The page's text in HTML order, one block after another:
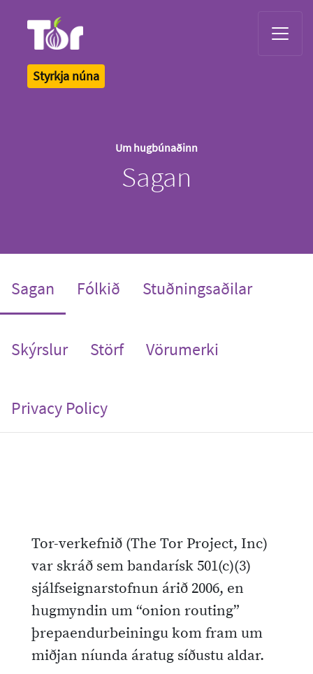
Styrkja núna
Um hugbúnaðinn
Sagan
Sagan (current)
Fólkið Stuðningsaðilar
Skýrslur Störf Vörumerki
Privacy Policy
Tor-verkefnið (The Tor Project, Inc)
var skráð sem bandarísk 501(c)(3)
sjálfseignarstofnun árið 2006, en
hugmyndin um “onion routing”
þrepaendurbeiningu kom fram um
miðjan níunda áratug síðustu aldar.